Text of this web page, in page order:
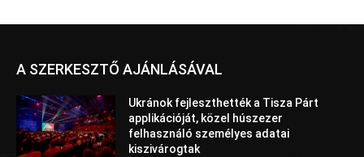
A SZERKESZTŐ AJÁNLÁSÁVAL
Ukránok fejleszthették a Tisza Párt
applikációját, közel húszezer
felhasználó személyes adatai
kiszivárogtak